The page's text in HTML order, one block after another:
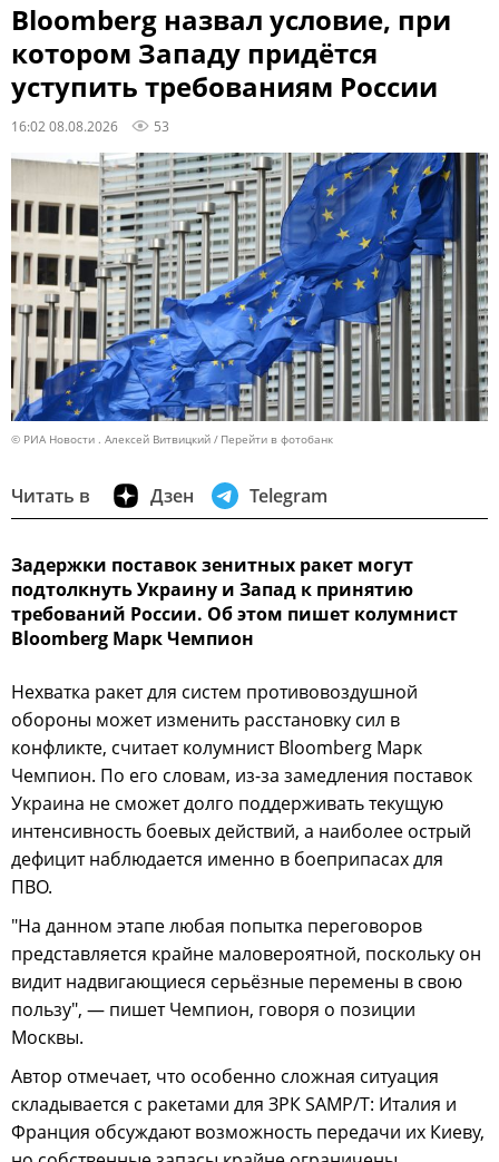
Bloomberg назвал условие, при
котором Западу придётся
уступить требованиям России
16:02 08.08.2026 53
© РИА Новости . Алексей Витвицкий Перейти в фотобанк
Читать в Дзен Telegram
Задержки поставок зенитных ракет могут
подтолкнуть Украину и Запад к принятию
требований России. Об этом пишет колумнист
Bloomberg Марк Чемпион
Нехватка ракет для систем противовоздушной
обороны может изменить расстановку сил в
конфликте, считает колумнист Bloomberg Марк
Чемпион. По его словам, из-за замедления поставок
Украина не сможет долго поддерживать текущую
интенсивность боевых действий, а наиболее острый
дефицит наблюдается именно в боеприпасах для
ПВО.
"На данном этапе любая попытка переговоров
представляется крайне маловероятной, поскольку он
видит надвигающиеся серьёзные перемены в свою
пользу", — пишет Чемпион, говоря о позиции
Москвы.
Автор отмечает, что особенно сложная ситуация
складывается с ракетами для ЗРК SAMP/T: Италия и
Франция обсуждают возможность передачи их Киеву,